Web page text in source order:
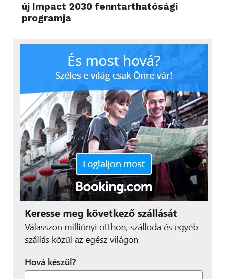
új Impact 2030 fenntarthatósági
programja